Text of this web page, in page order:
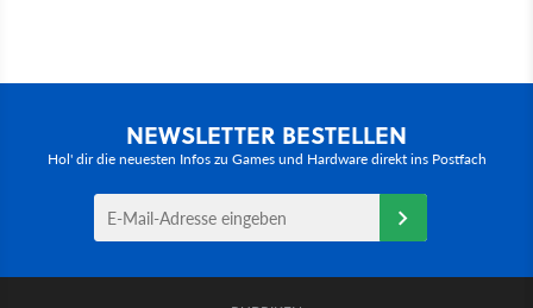
NEWSLETTER BESTELLEN
Hol' dir die neuesten Infos zu Games und Hardware direkt ins Postfach